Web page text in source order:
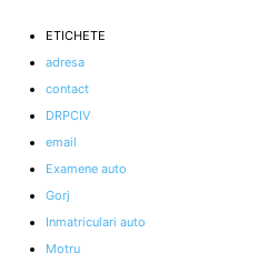
ETICHETE
adresa
contact
DRPCIV
email
Examene auto
Gorj
Inmatriculari auto
Motru